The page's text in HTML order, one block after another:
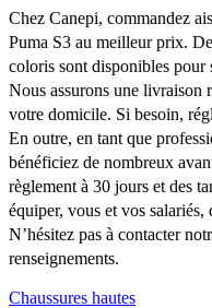
Chez Canepi, commandez
Puma S3 au meilleur prix.
coloris sont disponibles pour
Nous assurons une livraison
votre domicile. Si besoin,
En outre, en tant que
bénéficiez de nombreux
règlement à 30 jours et des
équiper, vous et vos salariés,
N’hésitez pas à contacter
renseignements.
Chaussures hautes